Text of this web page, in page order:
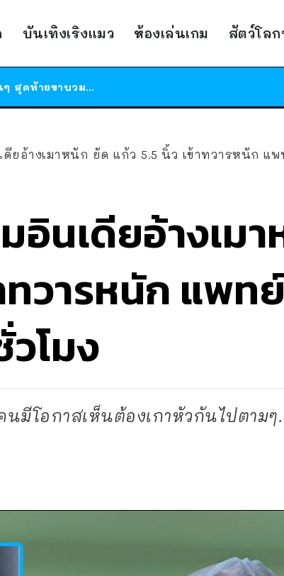
บันเทิงเริงแมว ห้องเล่นเกม สัตว์โล
ร้านอาหารในนิวยอร์กประกาศปิดตัวลง หลังอยู่มานานกว่า 45 ปี ติดป้ายขอบคุณลูกค้าทุกคน แถมสูตรทำไวท์ซอสให้แบบจัดเต็ม
ได้เวลาเด็กหนวดรวมตัว RF Online Next เปิดให้เล่นแล้ว เกม Sci-Fi MMORPG ระดับตำนาน เล่นได้ทั้งมือถือและ PC
ยอ้างเมาหนัก ยัด แก้ว 5.5 นิ้ว เข้าทวารหนัก แพท
อินเดียอ้างเม
ทวารหนัก แพท
โมง
มีโอกาสเห็นต้องเกาหัวกันไปตามๆ